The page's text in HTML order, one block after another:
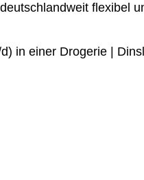
flexibel
in einer Drogerie |